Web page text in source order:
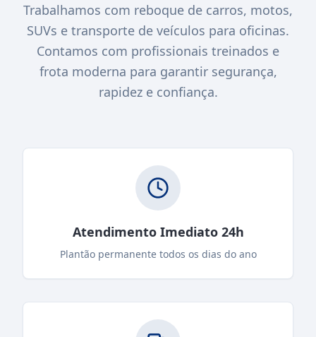
Trabalhamos com reboque de carros, motos,
SUVs e transporte de veículos para oficinas.
Contamos com profissionais treinados e
frota moderna para garantir segurança,
rapidez e confiança.
Atendimento Imediato 24h
Plantão permanente todos os dias do ano